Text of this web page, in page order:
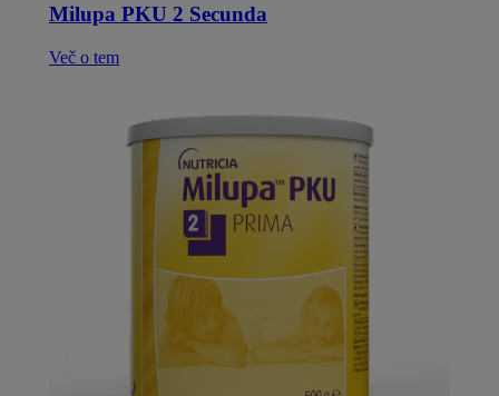
Milupa PKU 2 Secunda
Več o tem